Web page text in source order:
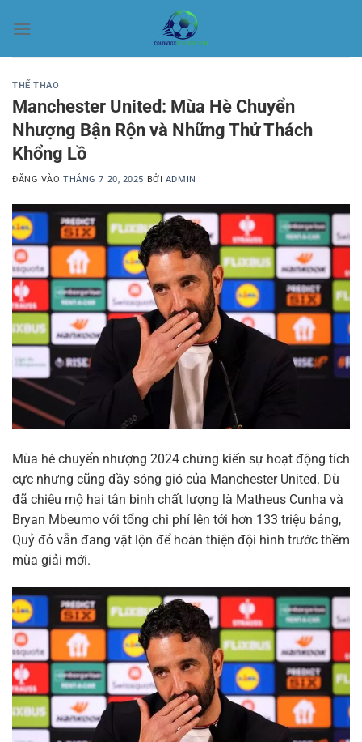
qua
THỂ THAO
Manchester United: Mùa Hè Chuyển
Nhượng Bận Rộn và Những Thử Thách
Khổng Lồ
ĐĂNG VÀOTHÁNG 7 20, 2025 BỞI ADMIN
Mùa hè chuyển nhượng 2024 chứng kiến sự hoạt động tích
cực nhưng cũng đầy sóng gió của Manchester United. Dù
đã chiêu mộ hai tân binh chất lượng là Matheus Cunha và
Bryan Mbeumo với tổng chi phí lên tới hơn 133 triệu bảng,
Quỷ đỏ vẫn đang vật lộn để hoàn thiện đội hình trước thềm
mùa giải mới.